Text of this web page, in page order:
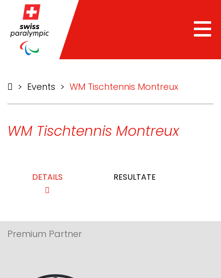
> Events > WM Tischtennis Montreux
WM Tischtennis Montreux
DETAILS RESULTATE
Premium Partner